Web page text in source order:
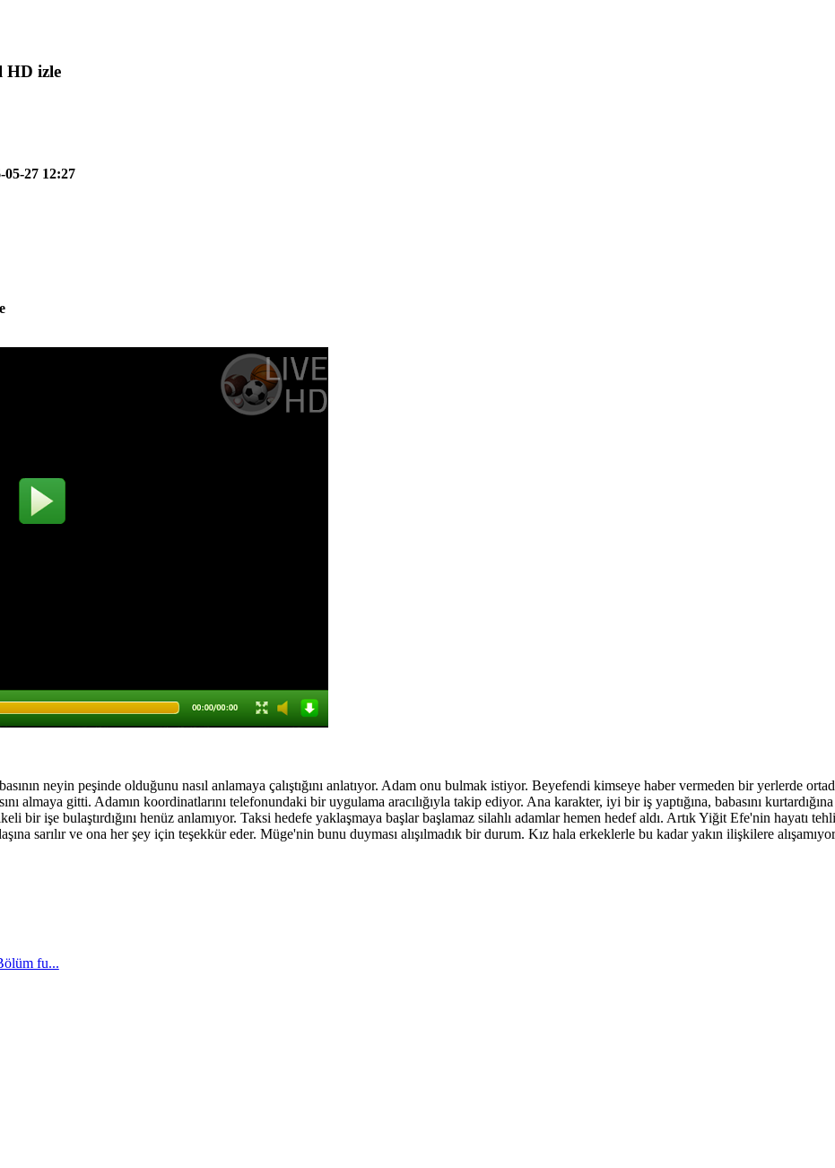
HD izle
05-27 12:27
neyin peşinde olduğunu nasıl anlamaya çalıştığını anlatıyor. Adam onu ​​bulmak istiyor. Beyefendi kimseye haber vermeden bir yerlerde
almaya gitti. Adamın koordinatlarını telefonundaki bir uygulama aracılığıyla takip ediyor. Ana karakter, iyi bir iş yaptığına, babasını
bir işe bulaştırdığını henüz anlamıyor. Taksi hedefe yaklaşmaya başlar başlamaz silahlı adamlar hemen hedef aldı. Artık Yiğit Efe'nin hayatı
sarılır ve ona her şey için teşekkür eder. Müge'nin bunu duyması alışılmadık bir durum. Kız hala erkeklerle bu kadar yakın ilişkilere
fu...